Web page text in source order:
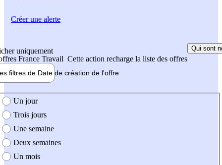
uniquement
France Travail Cette action recharge la liste des offres
Qui sont
filtres de Date de création de l'offre
création de l'offre
Un jour
Trois jours
Une semaine
Deux semaines
Un mois
Créer une alerte